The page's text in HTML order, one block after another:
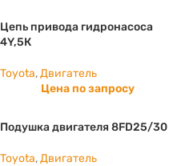
Цепь привода гидронасоса
4Y,5К
Toyota,Двигатель
Цена по запросу
Подушка двигателя 8FD25/30
Toyota,Двигатель